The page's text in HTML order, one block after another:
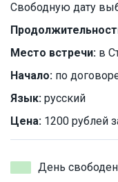
Свободную дату
Место встречи: в
Начало: по
Язык: русский
Цена: 1200 рублей
День свободен